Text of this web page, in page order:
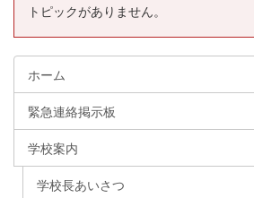
トピックがありません。
ホーム
緊急連絡掲示板
学校案内
学校長あいさつ